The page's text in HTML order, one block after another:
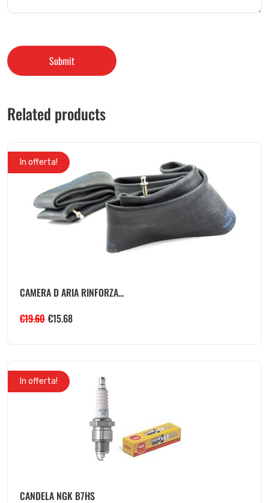
Related products
In offerta!
CAMERA D ARIA RINFORZA...
€19.60 €15.68
In offerta!
CANDELA NGK B7HS